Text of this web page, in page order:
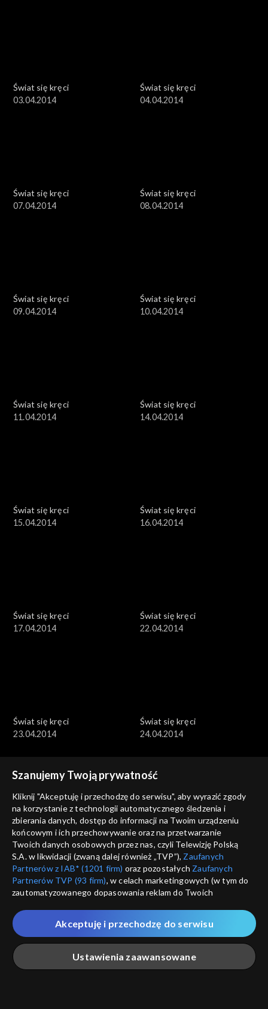
Świat się kręci
03.04.2014
Świat się kręci
04.04.2014
Świat się kręci
07.04.2014
Świat się kręci
08.04.2014
Świat się kręci
09.04.2014
Świat się kręci
10.04.2014
Świat się kręci
11.04.2014
Świat się kręci
14.04.2014
Świat się kręci
15.04.2014
Świat się kręci
16.04.2014
Świat się kręci
17.04.2014
Świat się kręci
22.04.2014
Świat się kręci
23.04.2014
Świat się kręci
24.04.2014
Świat się kręci
25.04.2014
Świat się kręci
28.04.2014
Świat się kręci
29.04.2014
Świat się kręci
30.04.2014
Szanujemy Twoją prywatność
Kliknij "Akceptuję i przechodzę do serwisu", aby wyrazić zgody
na korzystanie z technologii automatycznego śledzenia i
zbierania danych, dostęp do informacji na Twoim urządzeniu
końcowym i ich przechowywanie oraz na przetwarzanie
Twoich danych osobowych przez nas, czyli Telewizję Polską
S.A. w likwidacji (zwaną dalej również „TVP”), Zaufanych
Partnerów z IAB* (1201 firm) oraz pozostałych Zaufanych
Partnerów TVP (93 firm), w celach marketingowych (w tym do
zautomatyzowanego dopasowania reklam do Twoich
które wskazujemy poniżej, a także zgody na udostępnianie
przez nas identyfikatora PPID do Google.
Twoje dane osobowe zbierane podczas odwiedzania przez
Ciebie naszych
poszczególnych serwisówzwanych dalej
„Portalem”, w tym informacje zapisywane za pomocą
Ustawienia zaawansowane
Akceptuję i przechodzę do serwisu